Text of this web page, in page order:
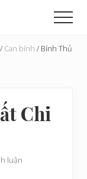
/ Can bính / Bính Thủ
Chi
luận